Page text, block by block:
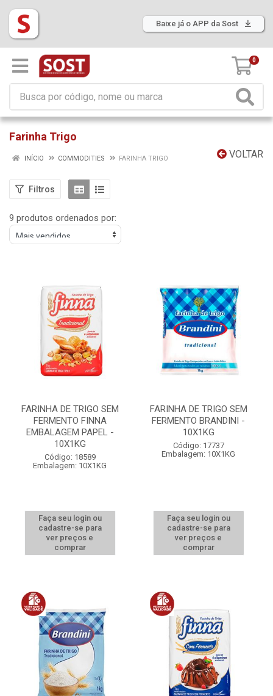
Baixe já o APP da Sost
0
Farinha Trigo
VOLTAR
INÍCIO COMMODITIES FARINHA TRIGO
Filtros
9 produtos ordenados por:
FARINHA DE TRIGO SEM
FERMENTO FINNA
EMBALAGEM PAPEL -
10X1KG
Código: 18589
Embalagem: 10X1KG
Faça seu login ou
cadastre-se para
ver preços e
comprar
FARINHA DE TRIGO SEM
FERMENTO BRANDINI -
10X1KG
Código: 17737
Embalagem: 10X1KG
Faça seu login ou
cadastre-se para
ver preços e
comprar